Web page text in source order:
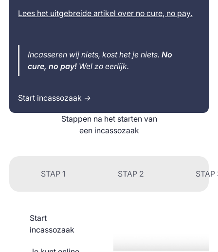
Lees het uitgebreide artikel over no cure, no pay.
Incasseren wij niets, kost het je niets. No
cure, no pay!Wel zo eerlijk.
Start incassozaak →
Stappen na het starten van
een incassozaak
STAP 1 STAP 2 STAP
Start
incassozaak